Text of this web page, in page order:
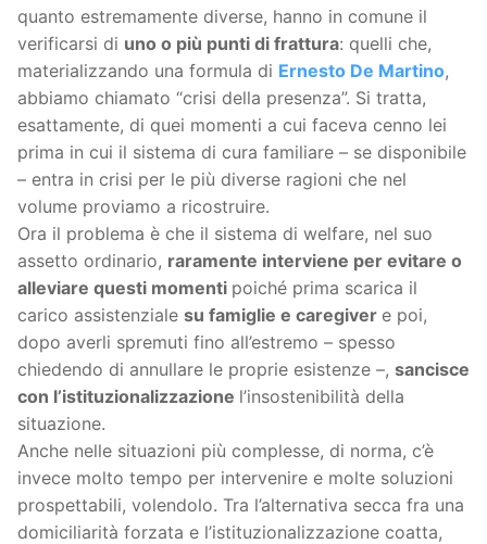
quanto estremamente diverse, hanno in comune il
verificarsi di uno o più punti di frattura: quelli che,
materializzando una formula di Ernesto De Martino,
abbiamo chiamato “crisi della presenza”. Si tratta,
esattamente, di quei momenti a cui faceva cenno lei
prima in cui il sistema di cura familiare – se disponibile
– entra in crisi per le più diverse ragioni che nel
volume proviamo a ricostruire.
Ora il problema è che il sistema di welfare, nel suo
assetto ordinario, raramente interviene per evitare o
alleviare questi momenti poiché prima scarica il
carico assistenziale su famiglie e caregiver e poi,
dopo averli spremuti fino all’estremo – spesso
chiedendo di annullare le proprie esistenze –, sancisce
con l’istituzionalizzazione l’insostenibilità della
situazione.
Anche nelle situazioni più complesse, di norma, c’è
invece molto tempo per intervenire e molte soluzioni
prospettabili, volendolo. Tra l’alternativa secca fra una
domiciliarità forzata e l’istituzionalizzazione coatta,